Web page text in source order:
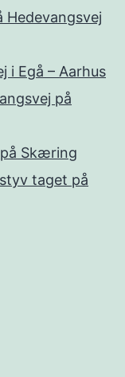
Hedevangsvej
i Egå – Aarhus
på
Skæring
taget på